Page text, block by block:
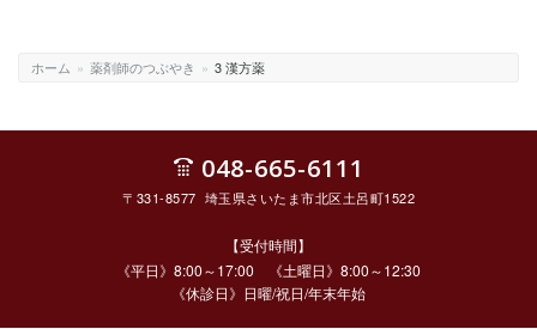
ホーム » 薬剤師のつぶやき » 3 漢方薬
048-665-6111
〒331-8577 埼玉県さいたま市北区土呂町1522
【受付時間】
《平日》8:00～17:00 《土曜日》8:00～12:30
《休診日》日曜/祝日/年末年始